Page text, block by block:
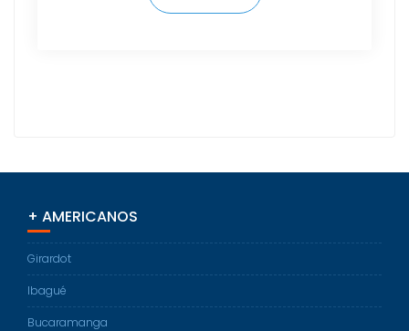
+ AMERICANOS
Girardot
Ibagué
Bucaramanga